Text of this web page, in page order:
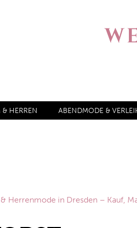
HERREN ABENDMODE &
Herrenmode in Dresden – Kauf,